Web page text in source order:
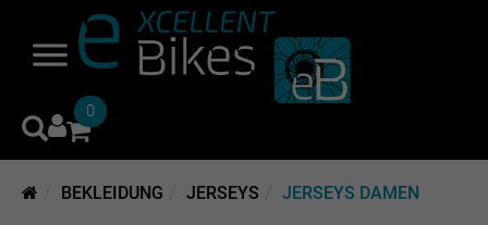
0
BEKLEIDUNG JERSEYS JERSEYS DAMEN